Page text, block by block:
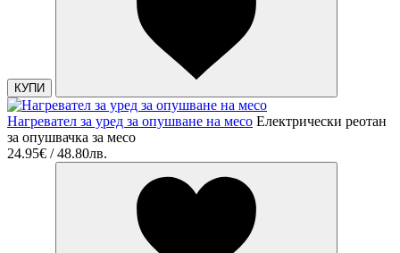
КУПИ
Нагревател за уред за опушване на месо Електрически реотан
за опушвачка за месо
24.95€ / 48.80лв.